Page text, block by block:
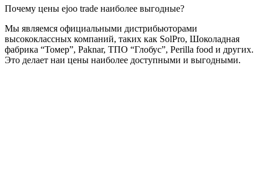
Почему цены ejoo trade наиболее выгодные?
Мы являемся официальными дистрибьюторами
высококлассных компаний, таких как SolPro, Шоколадная
фабрика “Томер”, Paknar, ТПО “Глобус”, Perilla food и других.
Это делает наи цены наиболее доступными и выгодными.